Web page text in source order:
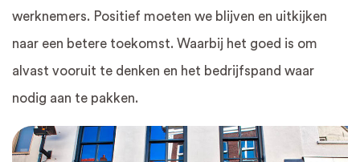
werknemers. Positief moeten we blijven en uitkijken
naar een betere toekomst. Waarbij het goed is om
alvast vooruit te denken en het bedrijfspand waar
nodig aan te pakken.